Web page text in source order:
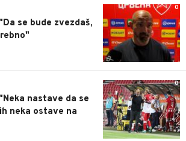
0
se bude zvezdaš,
0
nastave da se
neka ostave na